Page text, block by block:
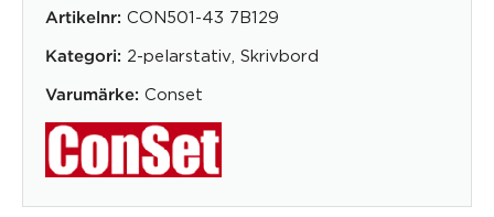
Artikelnr: CON501-43 7B129
Kategori: 2-pelarstativ Skrivbord
Varumärke: Conset